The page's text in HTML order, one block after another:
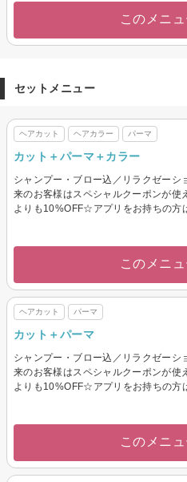
このメニ
セットメニュー
ヘアカット ヘアカラー パーマ
カット＋パーマ＋カラー
シャンプー・ブロー込／リラクゼー
来のお客様はスペシャルクーポンが使
よりも10%OFF☆アプリをお持ちの
このメニ
ヘアカット パーマ
カット＋パーマ
シャンプー・ブロー込／リラクゼー
来のお客様はスペシャルクーポンが使
よりも10%OFF☆アプリをお持ちの
このメニ